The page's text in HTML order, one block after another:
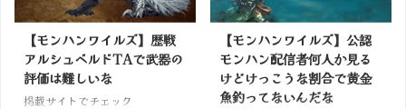
【モンハンワイルズ】歴戦
アルシュベルドTAで武器の
評価は難しいな
掲載サイトでチェック
【モンハンワイルズ】公認
モンハン配信者何人か見る
けどけっこうな割合で黄金
魚釣ってないんだな